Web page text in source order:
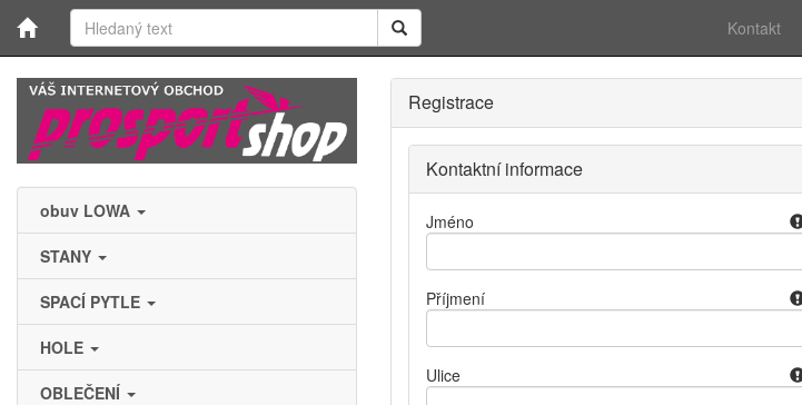
Kontakt
obuv LOWA
STANY
SPACÍ PYTLE
HOLE
OBLEČENÍ
Registrace
Kontaktní informace
Jméno
Příjmení
Ulice